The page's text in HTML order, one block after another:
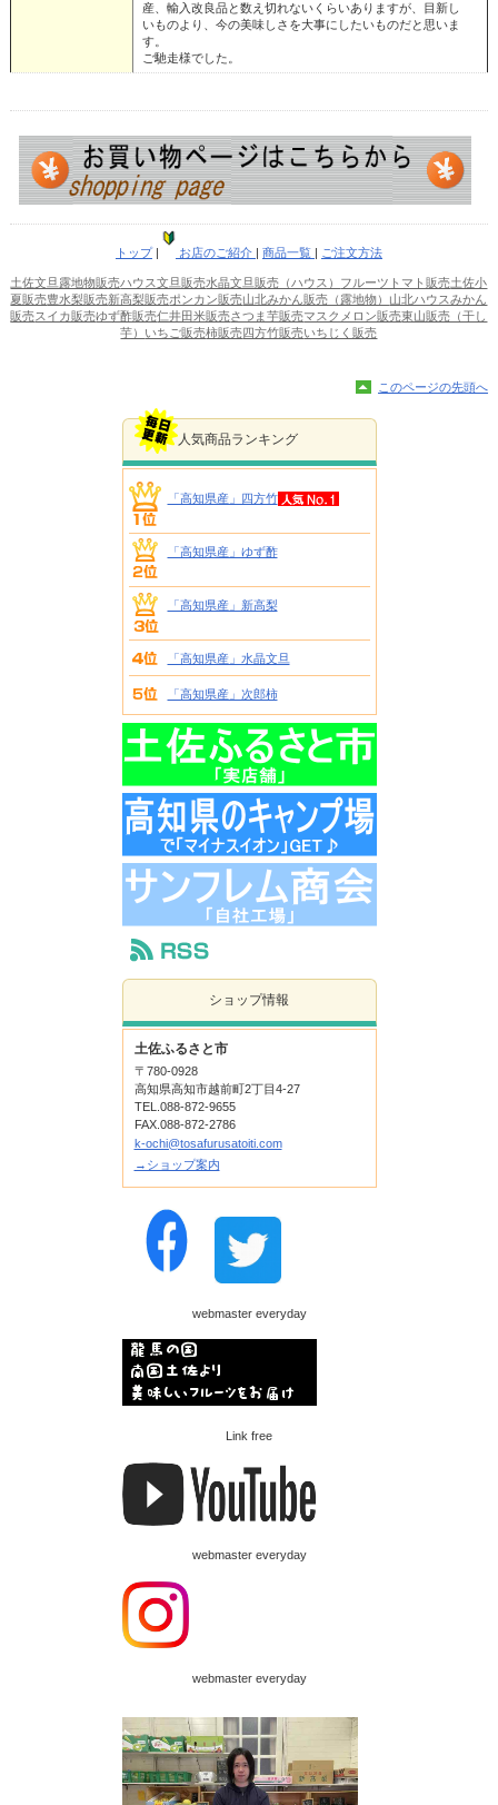
産、輸入改良品と数え切れないくらいありますが、目新し
いものより、今の美味しさを大事にしたいものだと思いま
す。
ご馳走様でした。
トップ| お店のご紹介 | 商品一覧 | ご注文方法
土佐文旦露地物販売ハウス文旦販売水晶文旦販売（ハウス） フルーツトマト販売土佐小
夏販売豊水梨販売新高梨販売ポンカン販売山北みかん販売（露地物） 山北ハウスみかん
販売スイカ販売ゆず酢販売仁井田米販売さつま芋販売マスクメロン販売東山販売（干し
芋） いちご販売柿販売四方竹販売いちじく販売
このページの先頭へ
人気商品ランキング
「高知県産」四方竹
「高知県産」ゆず酢
「高知県産」新高梨
「高知県産」水晶文旦
「高知県産」次郎柿
ショップ情報
土佐ふるさと市
〒780-0928
高知県高知市越前町2丁目4-27
TEL.088-872-9655
FAX.088-872-2786
k-ochi@tosafurusatoiti.com
→ショップ案内
webmaster everyday
Link free
webmaster everyday
webmaster everyday